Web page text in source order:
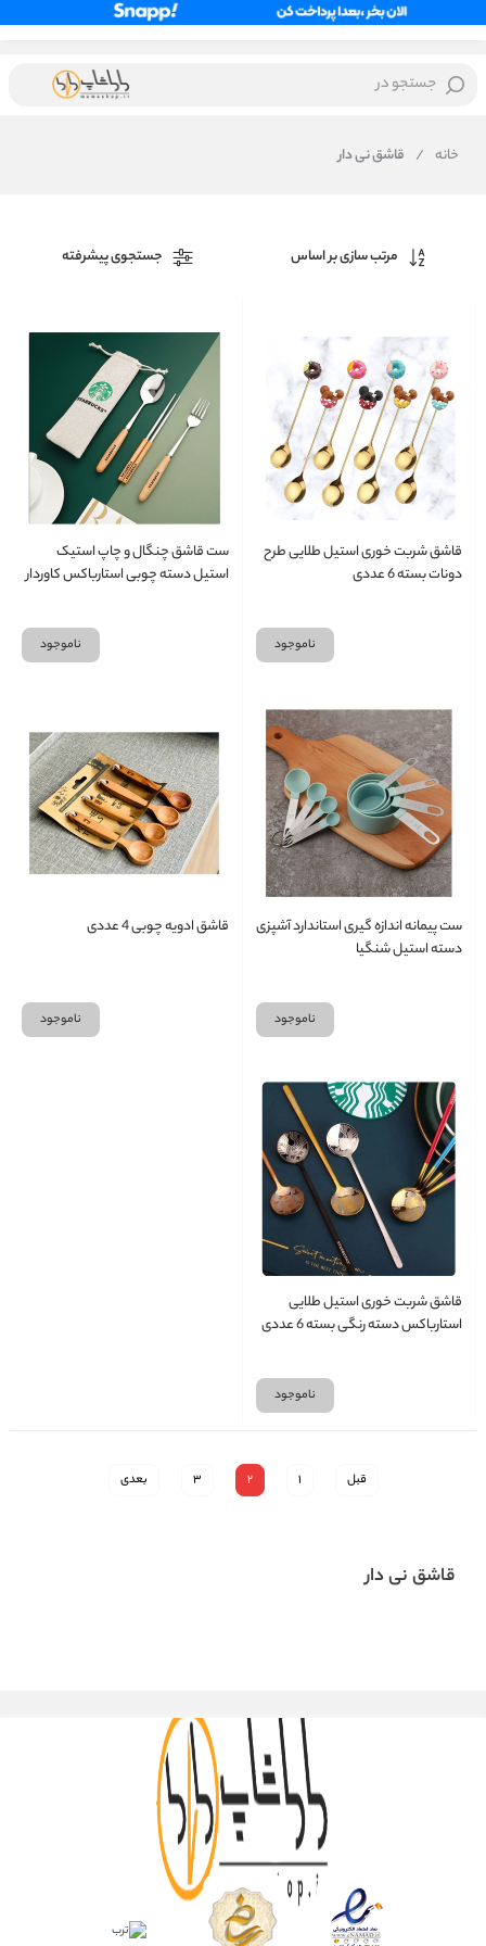
جستجو در
خانه / قاشق نی دار
مرتب سازی بر اساس جستجوی پیشرفته
قاشق شربت خوری استیل طلایی طرح
دونات بسته 6 عددی
ناموجود
ست قاشق چنگال و چاپ استیک
استیل دسته چوبی استارباکس کاوردار
ناموجود
ست پیمانه اندازه گیری استاندارد آشپزی
دسته استیل شنگیا
ناموجود
قاشق ادویه چوبی 4 عددی
ناموجود
قاشق شربت خوری استیل طلایی
استارباکس دسته رنگی بسته 6 عددی
ناموجود
قبل 1
2
3 بعدی
قاشق نی دار